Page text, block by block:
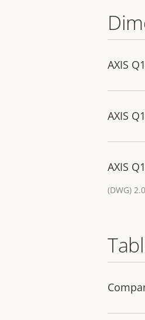
AXIS
AXIS
AXIS
(DWG)